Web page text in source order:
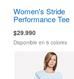
Women's Stride
Performance Tee
$29.990
Disponible en 6 colores